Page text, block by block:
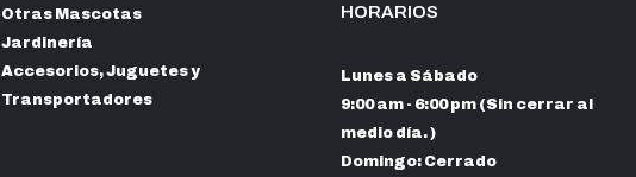
Otras Mascotas
Jardinería
Accesorios, Juguetes y
Transportadores
HORARIOS
Lunes a Sábado
9:00 am - 6:00 pm (Sin cerrar al
medio día. )
Domingo: Cerrado